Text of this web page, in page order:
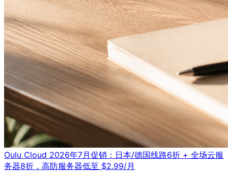
Oulu Cloud 2026年7月促销：日本/德国线路6折 + 全场云服
务器8折，高防服务器低至 $2.99/月